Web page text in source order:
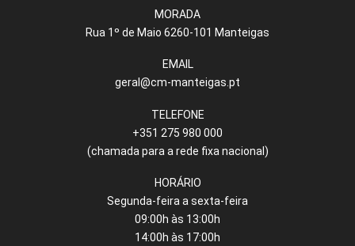
MORADA
Rua 1º de Maio 6260-101 Manteigas
EMAIL
geral@cm-manteigas.pt
TELEFONE
+351 275 980 000
(chamada para a rede fixa nacional)
HORÁRIO
Segunda-feira a sexta-feira
09:00h às 13:00h
14:00h às 17:00h